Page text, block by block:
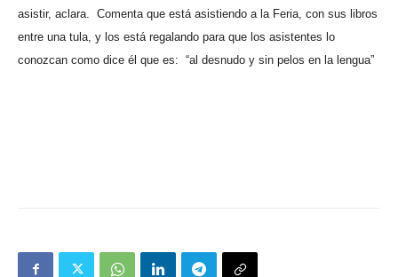
asistir, aclara.
Comenta que está asistiendo a la Feria, con sus libros
entre una tula, y los está regalando para que los asistentes lo
conozcan como dice él que es: “al desnudo y sin pelos en la lengua”